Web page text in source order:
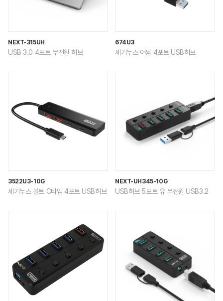
NEXT-315UH
USB 3.0 4포트 무전원 허브
674U3
세기누스 어썸 4포트 USB허브
3522U3-10G
세기누스 볼트 C타입 4포트 USB허브
NEXT-UH345-10G
USB허브 5포트 유 무전원 USB3.2